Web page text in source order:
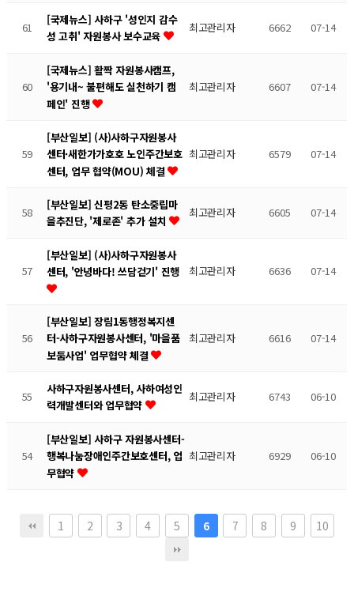
61
[국제뉴스] 사하구 '성인지 감수
성 고취' 자원봉사 보수교육
최고관리자 6662 07-14
60
[국제뉴스] 활짝 자원봉사캠프,
'용기내~ 불편해도 실천하기 캠
페인' 진행
최고관리자 6607 07-14
59
[부산일보] (사)사하구자원봉사
센터·새한가가호호 노인주간보호
센터, 업무 협약(MOU) 체결
최고관리자 6579 07-14
58
[부산일보] 신평2동 탄소중립마
을추진단, '제로존' 추가 설치
최고관리자 6605 07-14
57
[부산일보] (사)사하구자원봉사
센터, '안녕바다! 쓰담걷기' 진행
최고관리자 6636 07-14
56
[부산일보] 장림1동행정복지센
터-사하구자원봉사센터, '마을품
보둠사업' 업무협약 체결
최고관리자 6616 07-14
55
사하구자원봉사센터, 사하여성인
력개발센터와 업무협약
최고관리자 6743 06-10
54
[부산일보] 사하구 자원봉사센터-
행복나눔장애인주간보호센터, 업
무협약
최고관리자 6929 06-10
1 2 3 4 5 6 7 8 9 10